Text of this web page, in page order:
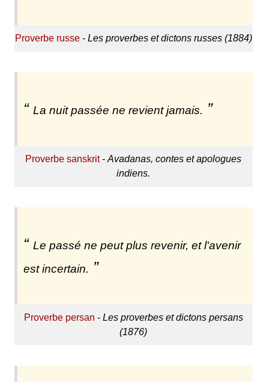
Proverbe russe- Les proverbes et dictons russes (1884)
La nuit passée ne revient jamais.
Proverbe sanskrit-Avadanas, contes et apologues
indiens.
Le passé ne peut plus revenir, et l'avenir
est incertain.
Proverbe persan - Les proverbes et dictons persans
(1876)